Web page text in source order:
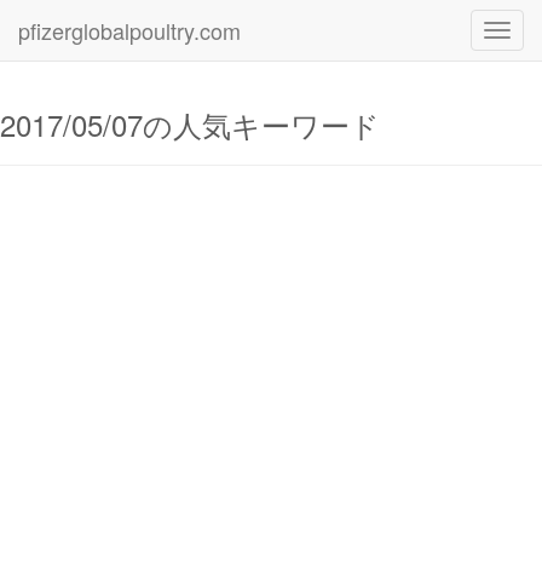
pfizerglobalpoultry.com
2017/05/07の人気キーワード